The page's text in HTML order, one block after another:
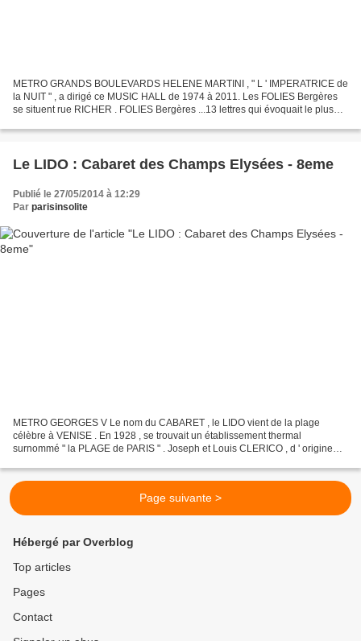
METRO GRANDS BOULEVARDS HELENE MARTINI , " L ' IMPERATRICE de
la NUIT " , a dirigé ce MUSIC HALL de 1974 à 2011. Les FOLIES Bergères
se situent rue RICHER . FOLIES Bergères ...13 lettres qui évoquait le plus
Le LIDO : Cabaret des Champs Elysées - 8eme
Publié le 27/05/2014 à 12:29
Par parisinsolite
METRO GEORGES V Le nom du CABARET , le LIDO vient de la plage
célèbre à VENISE . En 1928 , se trouvait un établissement thermal
surnommé " la PLAGE de PARIS " . Joseph et Louis CLERICO , d ' origine
Page suivante >
Hébergé par Overblog
Top articles
Pages
Contact